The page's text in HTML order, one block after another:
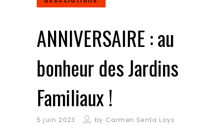
ANNIVERSAIRE : au
bonheur des Jardins
Familiaux !
5 juin 2023 by Carmen Senta Loys